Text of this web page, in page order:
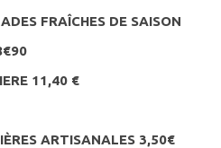
FRAÎCHES DE SAISON
11,40 €
ARTISANALES 3,50€